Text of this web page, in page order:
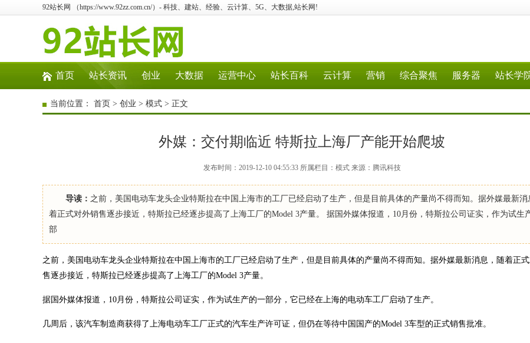
92站长网 （https://www.92zz.com.cn/）- 科技、建站、经验、云计算、5G、大数据,站长网!
首页 站长资讯 创业 大数据 运营中心 站长百科 云计算 营销 综合聚焦 服务器 站长学
当前位置： 首页 > 创业 > 模式 > 正文
外媒：交付期临近 特斯拉上海厂产能开始爬坡
发布时间：2019-12-10 04:55:33 所属栏目：模式 来源：腾讯科技
导读： 之前，美国电动车龙头企业特斯拉在中国上海市的工厂已经启动了生产，但是目前具体的产量尚不得而知。据外媒最新消
着正式对外销售逐步接近，特斯拉已经逐步提高了上海工厂的Model 3产量。 据国外媒体报道，10月份，特斯拉公司证实，作为试生
部
之前，美国电动车龙头企业特斯拉在中国上海市的工厂已经启动了生产，但是目前具体的产量尚不得而知。据外媒最新消息，随着正
售逐步接近，特斯拉已经逐步提高了上海工厂的Model 3产量。
据国外媒体报道，10月份，特斯拉公司证实，作为试生产的一部分，它已经在上海的电动车工厂启动了生产。
几周后，该汽车制造商获得了上海电动车工厂正式的汽车生产许可证，但仍在等待中国国产的Model 3车型的正式销售批准。